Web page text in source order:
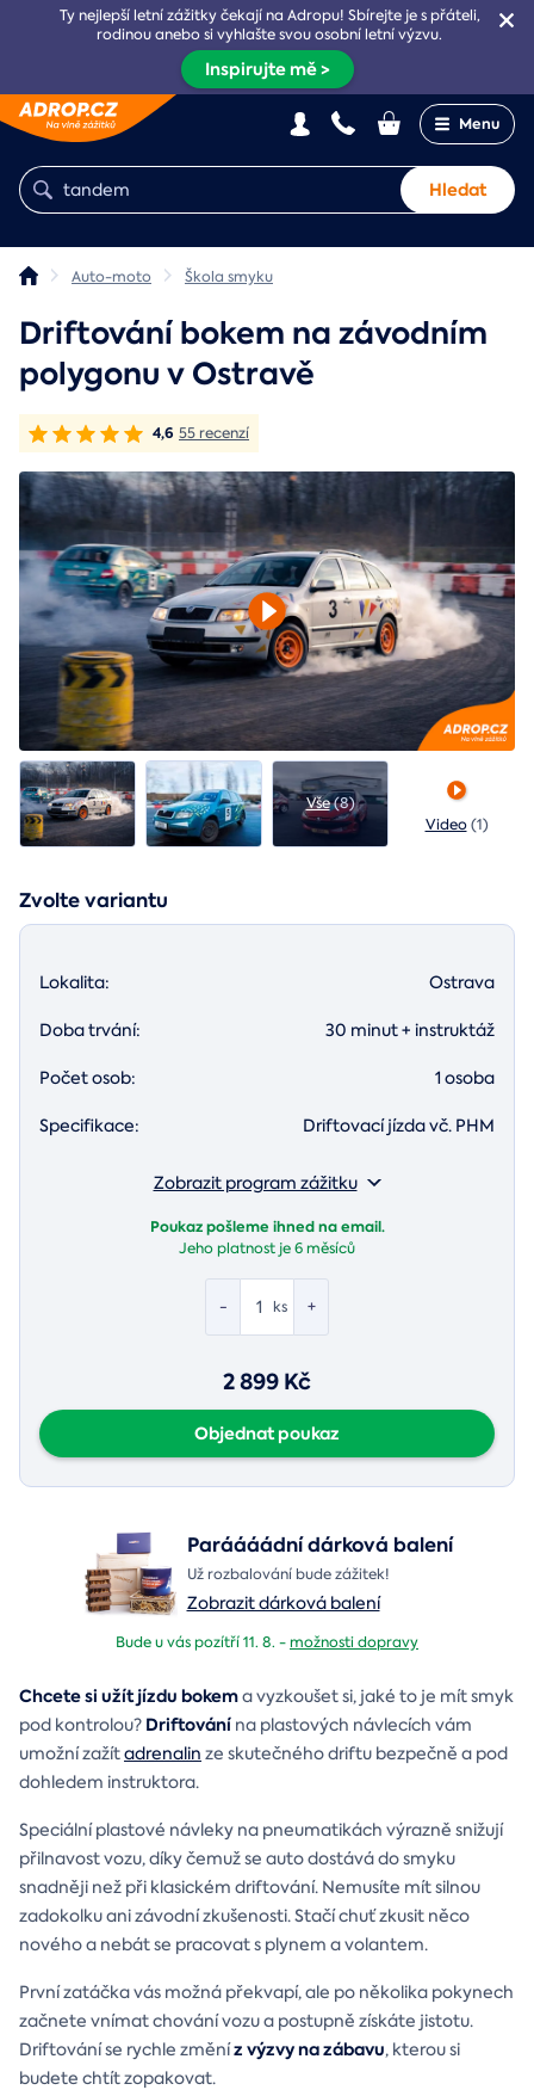
Ty nejlepší letní zážitky čekají na Adropu! Sbírejte je s přáteli,
rodinou anebo si vyhlašte svou osobní letní výzvu.
Inspirujte mě >
Menu
Hledat
Auto-moto Škola smyku
Driftování bokem na závodním
polygonu v Ostravě
4,6 55 recenzí
Vše(8)
Video (1)
Zvolte variantu
Lokalita: Ostrava
Doba trvání: 30 minut + instruktáž
Počet osob: 1 osoba
Specifikace: Driftovací jízda vč. PHM
Zobrazit program zážitku
Poukaz pošleme ihned na email.
Jeho platnost je6 měsíců
- +
ks
2 899 Kč
Objednat poukaz
Paráááádní dárková balení
Už rozbalování bude zážitek!
Zobrazit dárková balení
Bude u vás pozítří 11. 8. -možnosti dopravy
Chcete si užít jízdu bokema vyzkoušet si, jaké to je mít smyk
pod kontrolou? Driftování na plastových návlecích vám
umožní zažítadrenalin ze skutečného driftu bezpečně a pod
dohledem instruktora.
Speciální plastové návleky na pneumatikách výrazně snižují
přilnavost vozu, díky čemuž se auto dostává do smyku
snadněji než při klasickém driftování. Nemusíte mít silnou
zadokolku ani závodní zkušenosti. Stačí chuť zkusit něco
nového a nebát se pracovat s plynem a volantem.
První zatáčka vás možná překvapí, ale po několika pokynech
začnete vnímat chování vozu a postupně získáte jistotu.
Driftování se rychle změníz výzvy na zábavu, kterou si
budete chtít zopakovat.